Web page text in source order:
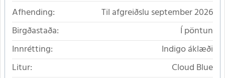
Afhending:
Til afgreiðslu september 2026
Birgðastaða:
Í pöntun
Innrétting:
Indigo áklæði
Litur:
Cloud Blue